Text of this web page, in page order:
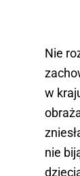
Nie
w
nie